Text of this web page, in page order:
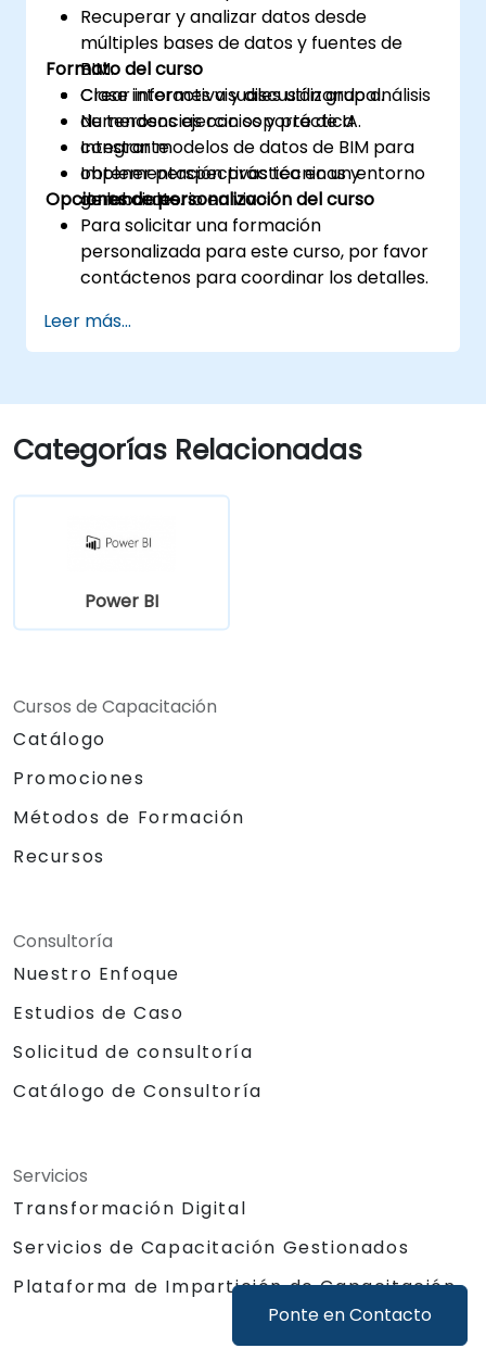
Ponte en Contacto
Recuperar y analizar datos desde
múltiples bases de datos y fuentes de
BIM.
Crear informes visuales utilizando análisis
de tendencias con soporte de IA.
Integrar modelos de datos de BIM para
obtener perspectivas técnicas y
gerenciales.
Formato del curso
Clase interactiva y discusión grupal.
Numerosos ejercicios y práctica
constante.
Implementación práctica en un entorno
de laboratorio en vivo.
Opciones de personalización del curso
Para solicitar una formación
personalizada para este curso, por favor
contáctenos para coordinar los detalles.
Leer más...
Categorías Relacionadas
Power BI
Cursos de Capacitación
Catálogo
Promociones
Métodos de Formación
Recursos
Consultoría
Nuestro Enfoque
Estudios de Caso
Solicitud de consultoría
Catálogo de Consultoría
Servicios
Transformación Digital
Servicios de Capacitación Gestionados
Plataforma de Impartición de Capacitación